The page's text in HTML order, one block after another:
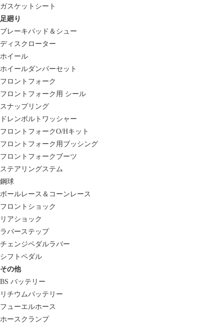
ガスケットシート
足廻り
ブレーキパッド＆シュー
ディスクローター
ホイール
ホイールダンパーセット
フロントフォーク
フロントフォーク用 シール
スナップリング
ドレンボルトワッシャー
フロントフォークO/Hキット
フロントフォーク用ブッシング
フロントフォークブーツ
ステアリングステム
鋼球
ボールレース＆コーンレース
フロントショック
リアショック
ラバーステップ
チェンジペダルラバー
シフトペダル
その他
BS バッテリー
リチウムバッテリー
フューエルホース
ホースクランプ